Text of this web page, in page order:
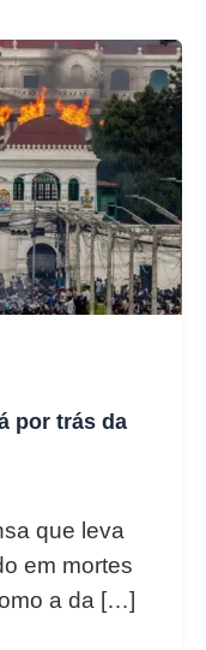
por trás da
que leva
em mortes
a da […]